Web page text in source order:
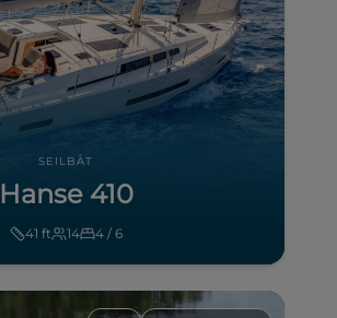
SEILBÅT
Hanse 410
41 ft 14 4 / 6